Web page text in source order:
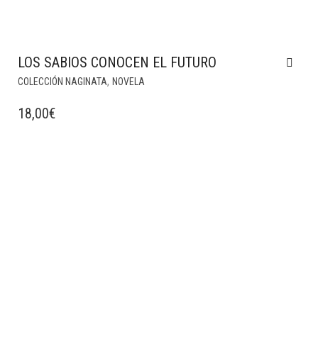
LOS SABIOS CONOCEN EL FUTURO
COLECCIÓN NAGINATA, NOVELA
18,00€